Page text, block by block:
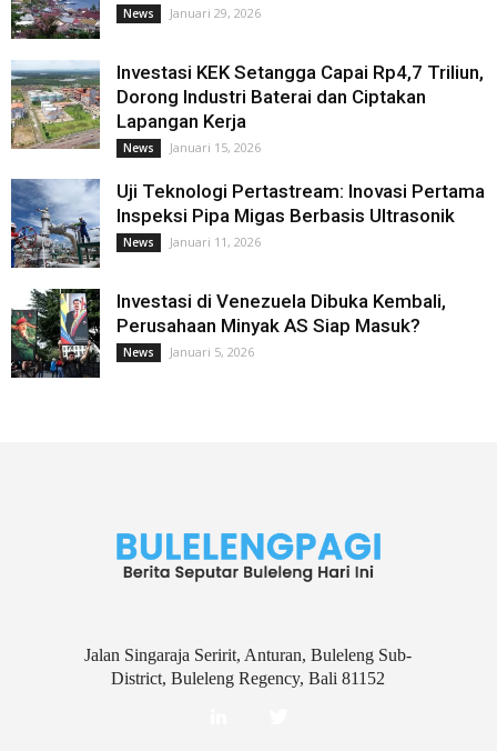
News Januari 29, 2026
Investasi KEK Setangga Capai Rp4,7 Triliun,
Dorong Industri Baterai dan Ciptakan
Lapangan Kerja
News Januari 15, 2026
Uji Teknologi Pertastream: Inovasi Pertama
Inspeksi Pipa Migas Berbasis Ultrasonik
News Januari 11, 2026
Investasi di Venezuela Dibuka Kembali,
Perusahaan Minyak AS Siap Masuk?
News Januari 5, 2026
Jalan Singaraja Seririt, Anturan, Buleleng Sub-
District, Buleleng Regency, Bali 81152